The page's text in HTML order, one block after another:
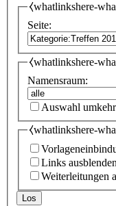
⧼whatlinkshere-
Seite:
⧼whatlinkshere-
Namensraum:
Auswahl
⧼whatlinkshere-
Links ausblenden
Weiterleitungen
Los